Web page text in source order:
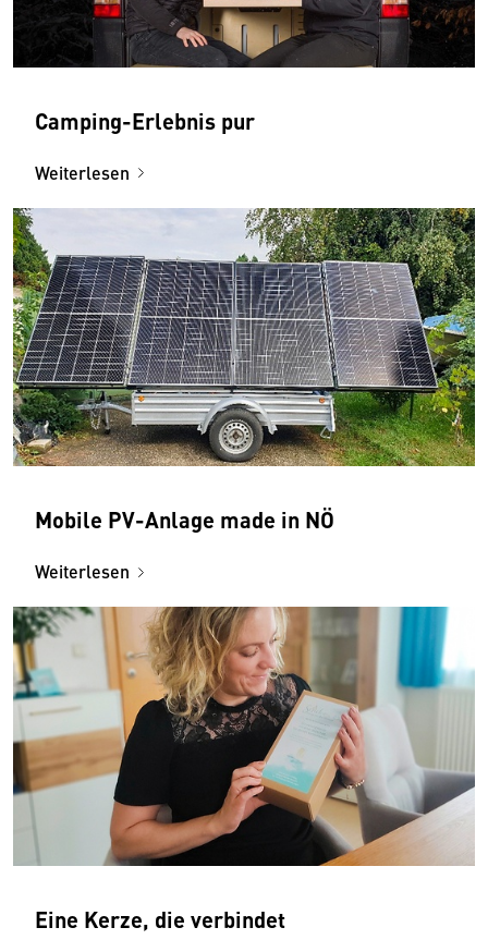
Camping-Erlebnis pur
Weiterlesen
Mobile PV-Anlage made in NÖ
Weiterlesen
Eine Kerze, die verbindet